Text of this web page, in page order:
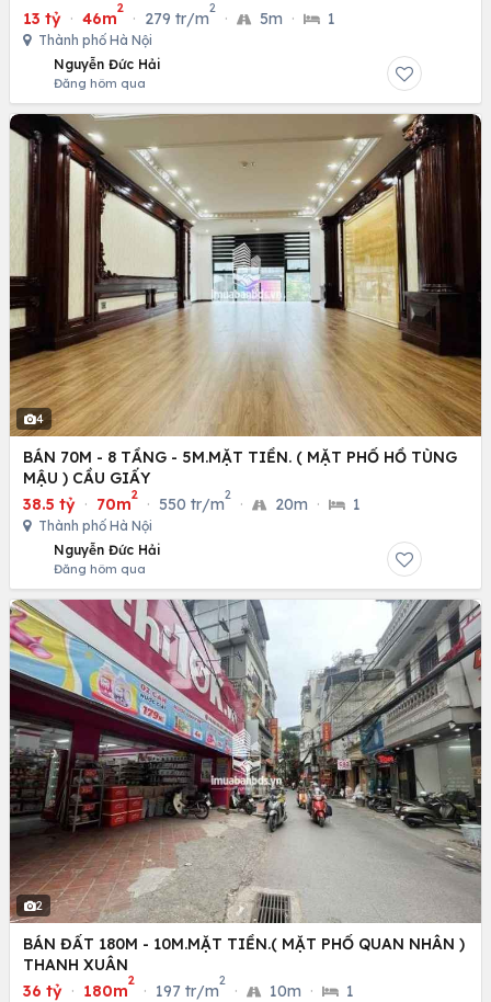
13 tỷ · 46m
2
· 279 tr/m
2
· 5m · 1
Thành phố Hà Nội
Nguyễn Đức Hải
Đăng hôm qua
4
BÁN 70M - 8 TẦNG - 5M.MẶT TIỀN. ( MẶT PHỐ HỒ TÙNG
MẬU ) CẦU GIẤY
38.5 tỷ · 70m
2
· 550 tr/m
2
· 20m · 1
Thành phố Hà Nội
Nguyễn Đức Hải
Đăng hôm qua
2
BÁN ĐẤT 180M - 10M.MẶT TIỀN.( MẶT PHỐ QUAN NHÂN )
THANH XUÂN
36 tỷ · 180m
2
· 197 tr/m
2
· 10m · 1